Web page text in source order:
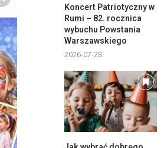
Koncert Patriotyczny w
Rumi – 82. rocznica
wybuchu Powstania
Warszawskiego
2026-07-28